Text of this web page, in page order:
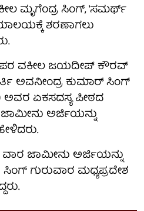
ಮೃಗೆಂದ್ರ ಸಿಂಗ್, 'ಸಮರ್ಥ್
ಶರಣಾಗಲು
ವಕೀಲ ಜಯದೀಪ್ ಕೌರವ್
ಅವನೀಂದ್ರ ಕುಮಾರ್ ಸಿಂಗ್
ಅವರ ಏಕಸದಸ್ಯ ಪೀಠದ
ಜಾಮೀನು ಅರ್ಜಿಯನ್ನು
ಜಾಮೀನು ಅರ್ಜಿಯನ್ನು
ಗುರುವಾರ ಮಧ್ಯಪ್ರದೇಶ